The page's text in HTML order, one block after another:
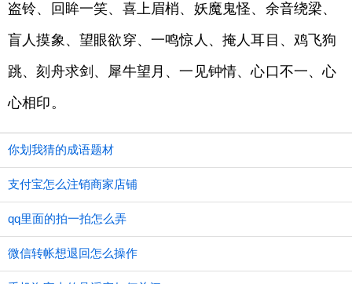
盗铃、回眸一笑、喜上眉梢、妖魔鬼怪、余音绕梁、
盲人摸象、望眼欲穿、一鸣惊人、掩人耳目、鸡飞狗
跳、刻舟求剑、犀牛望月、一见钟情、心口不一、心
心相印。
你划我猜的成语题材
支付宝怎么注销商家店铺
qq里面的拍一拍怎么弄
微信转帐想退回怎么操作